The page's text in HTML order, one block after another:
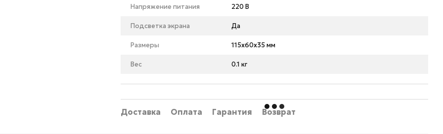
Напряжение питания 220 В
Подсветка экрана Да
Размеры 115x60x35 мм
Вес 0.1 кг
Доставка Оплата Гарантия Возврат